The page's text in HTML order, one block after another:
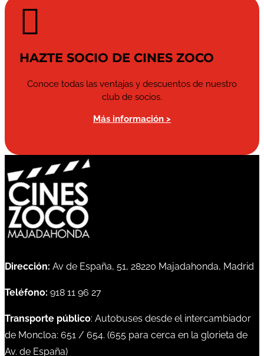

HAZTE SOCIO DE CINES ZOCO
Conoce todas las ventajas y descuentos de nuestro
club de socios.
Más información >
Dirección: Av de España, 51, 28220 Majadahonda, Madrid
Teléfono: 918 11 96 27
Transporte público: Autobuses desde el intercambiador
de Moncloa: 651 / 654. (655 para cerca en la glorieta de
Av. de España)